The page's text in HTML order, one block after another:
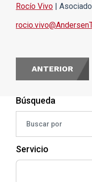
Búsqueda
Servicio
Rocío Vivo |
ANTERIOR